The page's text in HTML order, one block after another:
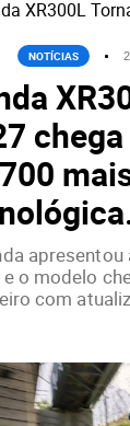
NOTÍCIAS
apresentou
o modelo
com